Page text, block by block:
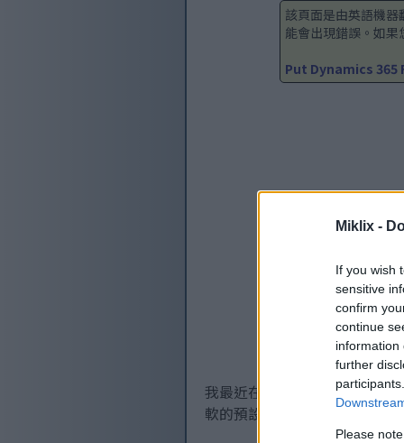
Miklix -
If you wish
sensitive
confirm
continue
information
further
Please
該頁面是由英語機
能會出現錯誤。如
Put Dynamics
我最近在做一個項目，需要處
軟的預設 Contoso 數據，因